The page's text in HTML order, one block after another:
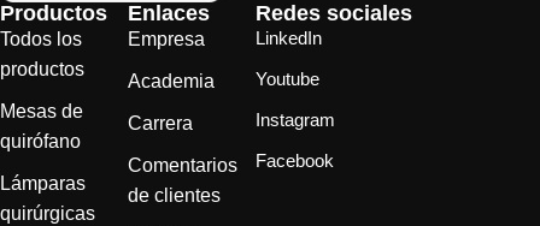
Productos
Todos los
productos
Mesas de
quirófano
Lámparas
quirúrgicas
Enlaces
Empresa
Academia
Carrera
Comentarios
de clientes
Redes sociales
LinkedIn
Youtube
Instagram
Facebook